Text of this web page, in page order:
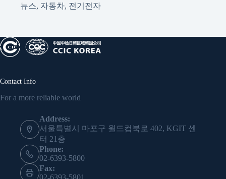
뉴스, 자동차, 전기전자
Contact Info
For a more reliable world
Address:
서울특별시 마포구 월드컵북로 402, KGIT 센
터 21층
Phone:
02-6393-5800
Fax:
02-6393-5801